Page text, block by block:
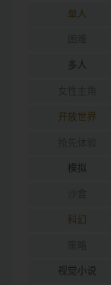
单人
多人
开放世界
模拟
科幻
视觉小说